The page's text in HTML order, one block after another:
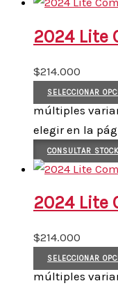
2024 Lite
$214.000
SELECCIONAR
múltiples
elegir en la
CONSULTAR STOCK
2024 Lite
$214.000
SELECCIONAR
múltiples